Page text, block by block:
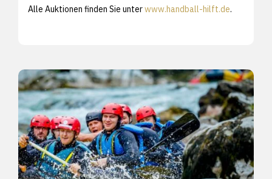
Alle Auktionen finden Sie unterwww.handball-hilft.de.